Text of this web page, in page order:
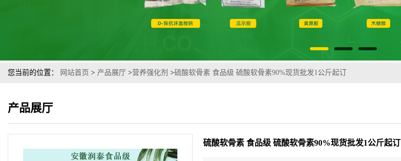
您当前的位置： 网站首页 > 产品展厅 >营养强化剂 >硫酸软骨素 食品级 硫酸软骨素90%现货批发1公斤起订
产品展厅
硫酸软骨素 食品级 硫酸软骨素90%现货批发1公斤起订